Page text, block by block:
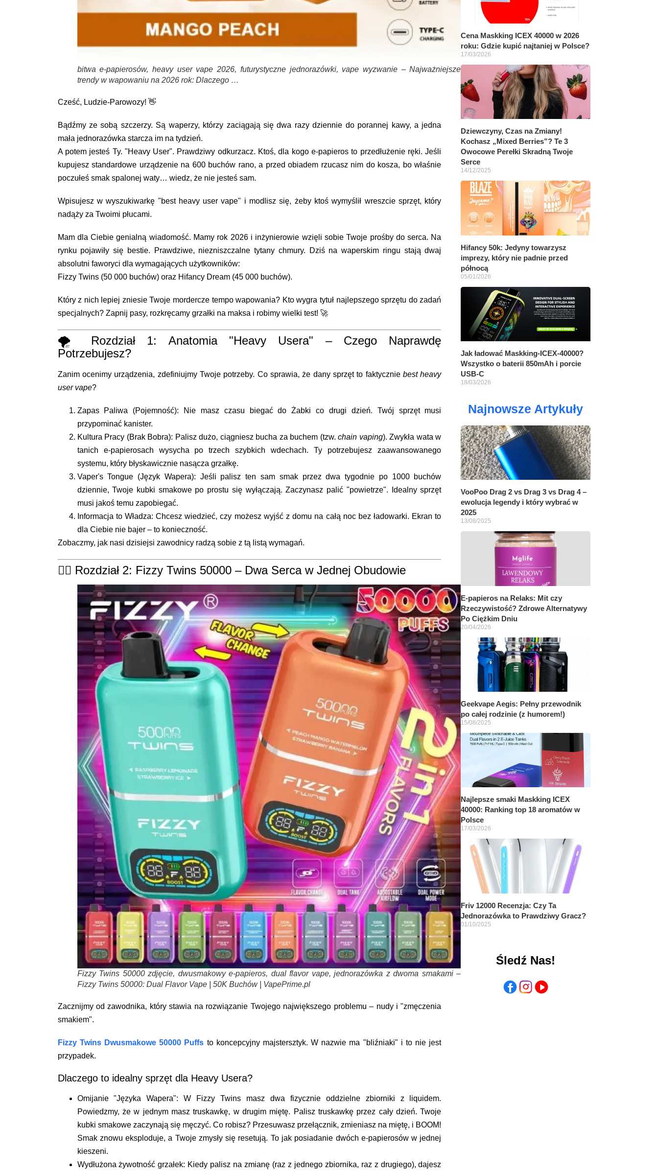
Cena Maskking ICEX 40000 w 2026
roku: Gdzie kupić najtaniej w Polsce?
17/03/2026
Dziewczyny, Czas na Zmiany!
Kochasz „Mixed Berries”? Te 3
Owocowe Perełki Skradną Twoje
Serce
14/12/2025
Hifancy 50k: Jedyny towarzysz
imprezy, który nie padnie przed
północą
05/01/2026
Jak ładować Maskking-ICEX-40000?
Wszystko o baterii 850mAh i porcie
USB-C
18/03/2026
Najnowsze Artykuły
VooPoo Drag 2 vs Drag 3 vs Drag 4 –
ewolucja legendy i który wybrać w
2025
13/08/2025
E-papieros na Relaks: Mit czy
Rzeczywistość? Zdrowe Alternatywy
Po Ciężkim Dniu
20/04/2026
Geekvape Aegis: Pełny przewodnik
po całej rodzinie (z humorem!)
15/08/2025
Najlepsze smaki Maskking ICEX
40000: Ranking top 18 aromatów w
Polsce
17/03/2026
Friv 12000 Recenzja: Czy Ta
Jednorazówka to Prawdziwy Gracz?
01/10/2025
Śledź Nas!
bitwa e-papierosów, heavy user vape 2026, futurystyczne jednorazówki, vape wyzwanie – Najważniejsze
trendy w wapowaniu na 2026 rok: Dlaczego …
Cześć, Ludzie-Parowozy! 👋
Bądźmy ze sobą szczerzy. Są waperzy, którzy zaciągają się dwa razy dziennie do porannej kawy, a jedna
mała jednorazówka starcza im na tydzień.
A potem jesteś Ty. "Heavy User". Prawdziwy odkurzacz. Ktoś, dla kogo e-papieros to przedłużenie ręki. Jeśli
kupujesz standardowe urządzenie na 600 buchów rano, a przed obiadem rzucasz nim do kosza, bo właśnie
poczułeś smak spalonej waty… wiedz, że nie jesteś sam.
Wpisujesz w wyszukiwarkę "best heavy user vape" i modlisz się, żeby ktoś wymyślił wreszcie sprzęt, który
nadąży za Twoimi płucami.
Mam dla Ciebie genialną wiadomość. Mamy rok 2026 i inżynierowie wzięli sobie Twoje prośby do serca. Na
rynku pojawiły się bestie. Prawdziwe, niezniszczalne tytany chmury. Dziś na waperskim ringu stają dwaj
absolutni faworyci dla wymagających użytkowników:
Fizzy Twins (50 000 buchów)oraz Hifancy Dream (45 000 buchów).
Który z nich lepiej zniesie Twoje mordercze tempo wapowania? Kto wygra tytuł najlepszego sprzętu do zadań
specjalnych? Zapnij pasy, rozkręcamy grzałki na maksa i robimy wielki test! 🚀
🌪️ Rozdział 1: Anatomia "Heavy Usera" – Czego Naprawdę
Potrzebujesz?
Zanim ocenimy urządzenia, zdefiniujmy Twoje potrzeby. Co sprawia, że dany sprzęt to faktyczniebest heavy
user vape?
Zapas Paliwa (Pojemność): Nie masz czasu biegać do Żabki co drugi dzień. Twój sprzęt musi
przypominać kanister.
Kultura Pracy (Brak Bobra): Palisz dużo, ciągniesz bucha za buchem (tzw.chain vaping). Zwykła wata w
tanich e-papierosach wysycha po trzech szybkich wdechach. Ty potrzebujesz zaawansowanego
systemu, który błyskawicznie nasącza grzałkę.
Vaper's Tongue (Język Wapera): Jeśli palisz ten sam smak przez dwa tygodnie po 1000 buchów
dziennie, Twoje kubki smakowe po prostu się wyłączają. Zaczynasz palić "powietrze". Idealny sprzęt
musi jakoś temu zapobiegać.
Informacja to Władza: Chcesz wiedzieć, czy możesz wyjść z domu na całą noc bez ładowarki. Ekran to
dla Ciebie nie bajer – to konieczność.
Zobaczmy, jak nasi dzisiejsi zawodnicy radzą sobie z tą listą wymagań.
👯‍♂️ Rozdział 2: Fizzy Twins 50000 – Dwa Serca w Jednej Obudowie
Fizzy Twins 50000 zdjęcie, dwusmakowy e-papieros, dual flavor vape, jednorazówka z dwoma smakami –
Fizzy Twins 50000: Dual Flavor Vape | 50K Buchów | VapePrime.pl
Zacznijmy od zawodnika, który stawia na rozwiązanie Twojego największego problemu – nudy i "zmęczenia
smakiem".
Fizzy Twins Dwusmakowe 50000 Puffs to koncepcyjny majstersztyk. W nazwie ma "bliźniaki" i to nie jest
przypadek.
Dlaczego to idealny sprzęt dla Heavy Usera?
Omijanie "Języka Wapera": W Fizzy Twins masz dwa fizycznie oddzielne zbiorniki z liquidem.
Powiedzmy, że w jednym masz truskawkę, w drugim miętę. Palisz truskawkę przez cały dzień. Twoje
kubki smakowe zaczynają się męczyć. Co robisz? Przesuwasz przełącznik, zmieniasz na miętę, i BOOM!
Smak znowu eksploduje, a Twoje zmysły się resetują. To jak posiadanie dwóch e-papierosów w jednej
kieszeni.
Wydłużona żywotność grzałek: Kiedy palisz na zmianę (raz z jednego zbiornika, raz z drugiego), dajesz